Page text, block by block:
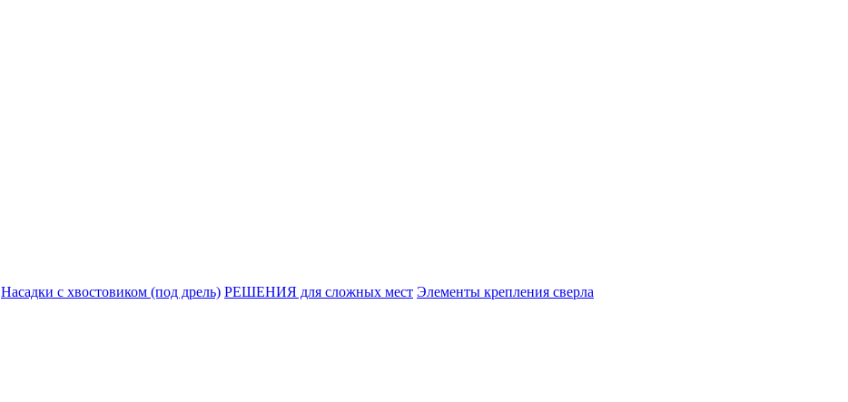
Насадки с хвостовиком (под дрель) РЕШЕНИЯ для сложных мест Элементы крепления сверла